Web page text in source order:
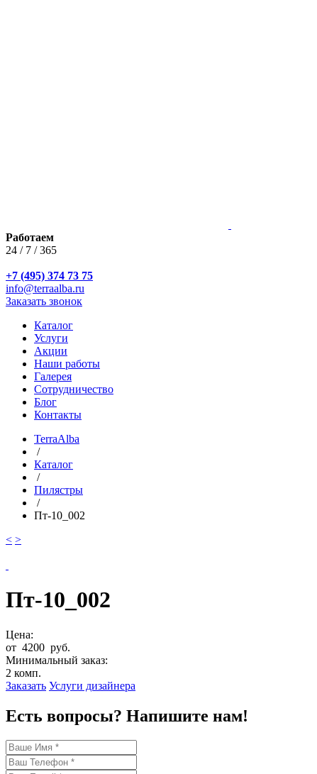
Работаем
24 / 7 / 365
+7 (495) 374 73 75
info@terraalba.ru
Заказать звонок
Каталог
Услуги
Акции
Наши работы
Галерея
Сотрудничество
Блог
Контакты
TerraAlba
/
Каталог
/
Пилястры
/
Пт-10_002
< >
Пт-10_002
Цена:
от 4200 руб.
Минимальный заказ:
2 комп.
Заказать Услуги дизайнера
Есть вопросы? Напишите нам!